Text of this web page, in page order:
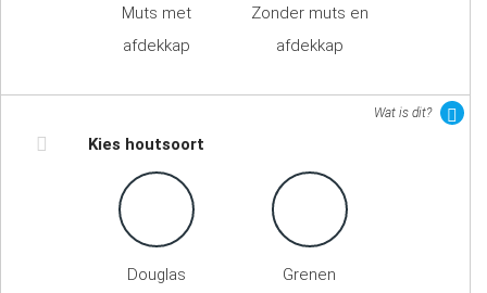
Muts met
afdekkap
Zonder muts en
afdekkap
Wat is dit?
Kies houtsoort
Douglas
Grenen